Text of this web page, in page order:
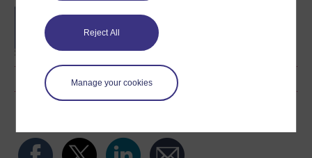
Reject All
Manage your cookies
Concepts in chemistry